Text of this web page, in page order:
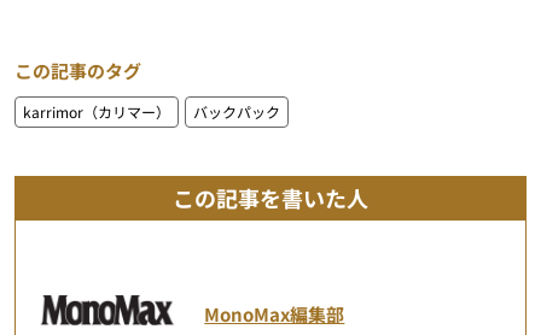
この記事のタグ
karrimor（カリマー） バックパック
この記事を書いた人
MonoMax編集部